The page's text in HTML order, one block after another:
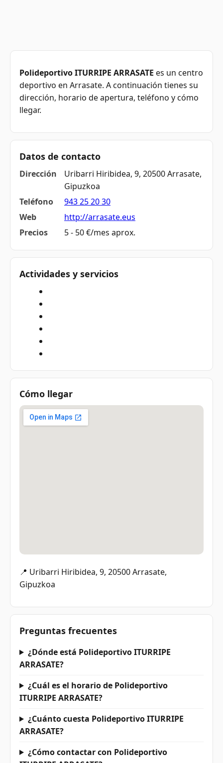
Polideportivo ITURRIPE ARRASATE es un centro
deportivo en Arrasate. A continuación tienes su
dirección, horario de apertura, teléfono y cómo
llegar.
Datos de contacto
Dirección
Uribarri Hiribidea, 9, 20500 Arrasate,
Gipuzkoa
Teléfono
943 25 20 30
Web
http://arrasate.eus
Precios
5 - 50 €/mes aprox.
Actividades y servicios
Cómo llegar
📍 Uribarri Hiribidea, 9, 20500 Arrasate,
Gipuzkoa
Preguntas frecuentes
¿Dónde está Polideportivo ITURRIPE
ARRASATE?
¿Cuál es el horario de Polideportivo
ITURRIPE ARRASATE?
¿Cuánto cuesta Polideportivo ITURRIPE
ARRASATE?
¿Cómo contactar con Polideportivo